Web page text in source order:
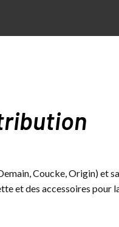
Coucke, Origin) et
et des accessoires pour